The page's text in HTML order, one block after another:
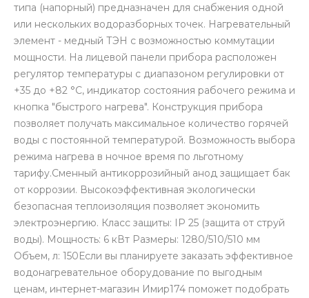
типа (напорный) предназначен для снабжения одной
или нескольких водоразборных точек. Нагревательный
элемент - медный ТЭН с возможностью коммутации
мощности. На лицевой панели прибора расположен
регулятор температуры с диапазоном регулировки от
+35 до +82 °С, индикатор состояния рабочего режима и
кнопка "быстрого нагрева". Конструкция прибора
позволяет получать максимальное количество горячей
воды с постоянной температурой. Возможность выбора
режима нагрева в ночное время по льготному
тарифу.Сменный антикоррозийный анод защищает бак
от коррозии. Высокоэффективная экологически
безопасная теплоизоляция позволяет экономить
электроэнергию. Класс защиты: IP 25 (защита от струй
воды). Мощность: 6 кВт Размеры: 1280/510/510 мм
Объем, л: 150Если вы планируете заказать эффективное
водонагревательное оборудование по выгодным
ценам, интернет-магазин Имир174 поможет подобрать